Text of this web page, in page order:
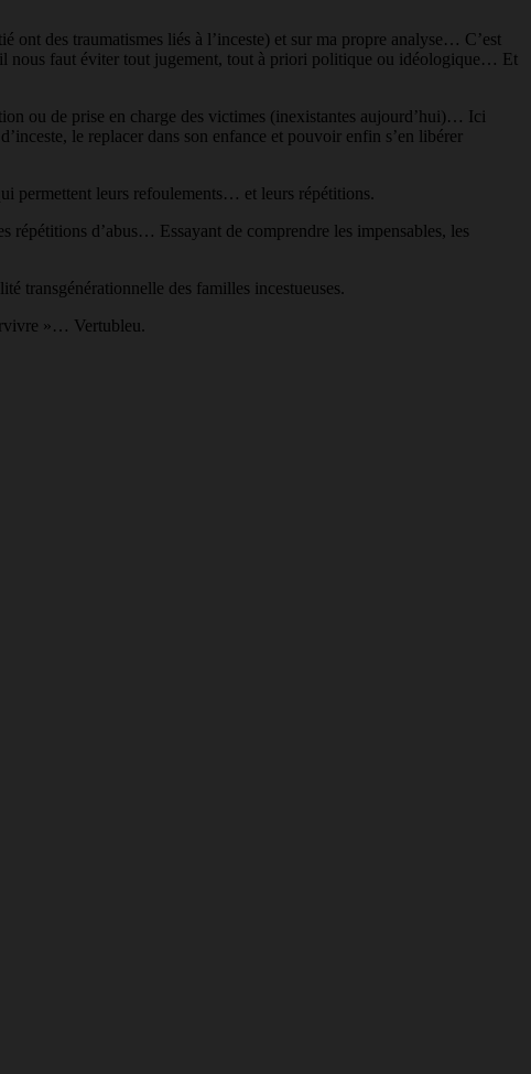
ont des traumatismes liés à l’inceste) et sur ma propre analyse… C’est
il nous faut éviter tout jugement, tout à priori politique ou idéologique… Et
ou de prise en charge des victimes (inexistantes aujourd’hui)… Ici
le replacer dans son enfance et pouvoir enfin s’en libérer
permettent leurs refoulements… et leurs répétitions.
répétitions d’abus… Essayant de comprendre les impensables, les
transgénérationnelle des familles incestueuses.
»… Vertubleu.